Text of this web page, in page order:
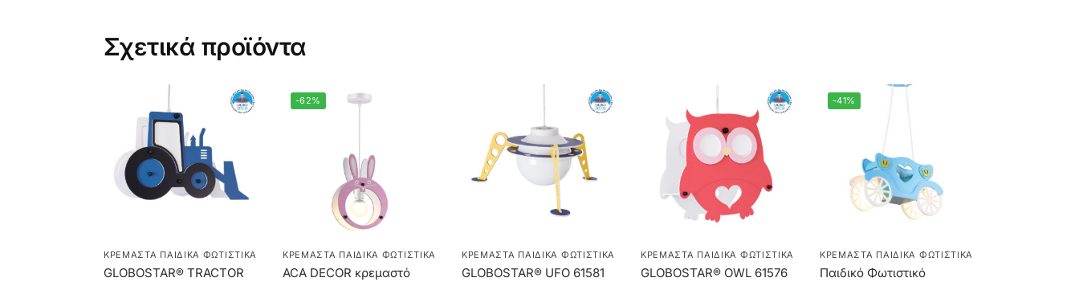
Σχετικά προϊόντα
ΚΡΕΜΑΣΤΆ ΠΑΙΔΙΚΆ ΦΩΤΙΣΤΙΚΆ
GLOBOSTAR® TRACTOR
-62%
ΚΡΕΜΑΣΤΆ ΠΑΙΔΙΚΆ ΦΩΤΙΣΤΙΚΆ
ACA DECOR κρεμαστό
ΚΡΕΜΑΣΤΆ ΠΑΙΔΙΚΆ ΦΩΤΙΣΤΙΚΆ
GLOBOSTAR® UFO 61581
ΚΡΕΜΑΣΤΆ ΠΑΙΔΙΚΆ ΦΩΤΙΣΤΙΚΆ
GLOBOSTAR® OWL 61576
-41%
ΚΡΕΜΑΣΤΆ ΠΑΙΔΙΚΆ ΦΩΤΙΣΤΙΚΆ
Παιδικό Φωτιστικό